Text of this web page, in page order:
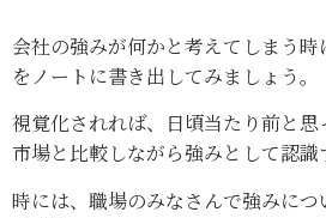
会社の強みが何かと考えてしまう
をノートに書き出してみましょう。
視覚化されれば、日頃当たり前と
市場と比較しながら強みとして認識
時には、職場のみなさんで強みに